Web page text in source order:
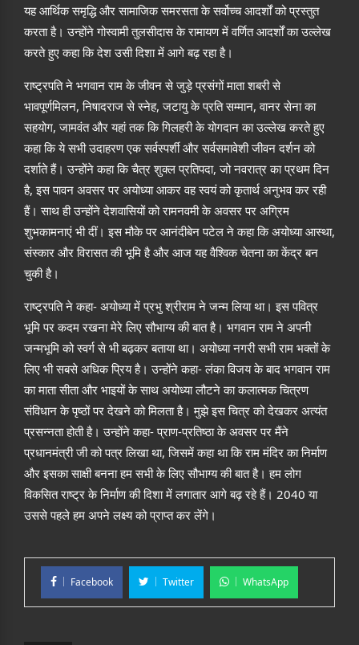
यह आर्थिक समृद्धि और सामाजिक समरसता के सर्वोच्च आदर्शों को प्रस्तुत
करता है। उन्होंने गोस्वामी तुलसीदास के रामायण में वर्णित आदर्शों का उल्लेख
करते हुए कहा कि देश उसी दिशा में आगे बढ़ रहा है।
राष्ट्रपति ने भगवान राम के जीवन से जुड़े प्रसंगों माता शबरी से
भावपूर्णमिलन, निषादराज से स्नेह, जटायु के प्रति सम्मान, वानर सेना का
सहयोग, जामवंत और यहां तक कि गिलहरी के योगदान का उल्लेख करते हुए
कहा कि ये सभी उदाहरण एक सर्वस्पर्शी और सर्वसमावेशी जीवन दर्शन को
दर्शाते हैं। उन्होंने कहा कि चैत्र शुक्ल प्रतिपदा, जो नवरात्र का प्रथम दिन
है, इस पावन अवसर पर अयोध्या आकर वह स्वयं को कृतार्थ अनुभव कर रही
हैं। साथ ही उन्होंने देशवासियों को रामनवमी के अवसर पर अग्रिम
शुभकामनाएं भी दीं। इस मौके पर आनंदीबेन पटेल ने कहा कि अयोध्या आस्था,
संस्कार और विरासत की भूमि है और आज यह वैश्विक चेतना का केंद्र बन
चुकी है।
राष्ट्रपति ने कहा- अयोध्या में प्रभु श्रीराम ने जन्म लिया था। इस पवित्र
भूमि पर कदम रखना मेरे लिए सौभाग्य की बात है। भगवान राम ने अपनी
जन्मभूमि को स्वर्ग से भी बढ़कर बताया था। अयोध्या नगरी सभी राम भक्तों के
लिए भी सबसे अधिक प्रिय है। उन्होंने कहा- लंका विजय के बाद भगवान राम
का माता सीता और भाइयों के साथ अयोध्या लौटने का कलात्मक चित्रण
संविधान के पृष्ठों पर देखने को मिलता है। मुझे इस चित्र को देखकर अत्यंत
प्रसन्नता होती है। उन्होंने कहा- प्राण-प्रतिष्ठा के अवसर पर मैंने
प्रधानमंत्री जी को पत्र लिखा था, जिसमें कहा था कि राम मंदिर का निर्माण
और इसका साक्षी बनना हम सभी के लिए सौभाग्य की बात है। हम लोग
विकसित राष्ट्र के निर्माण की दिशा में लगातार आगे बढ़ रहे हैं। 2040 या
उससे पहले हम अपने लक्ष्य को प्राप्त कर लेंगे।
Facebook Twitter WhatsApp